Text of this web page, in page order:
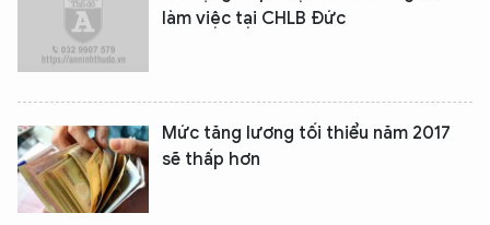
làm việc tại CHLB Đức
Mức tăng lương tối thiểu năm 2017
sẽ thấp hơn